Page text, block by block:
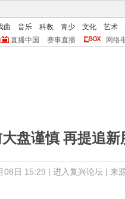
曲 音乐 科教 青少 文化
艺术
直播中国 赛事直播 网络
盘谨慎 再提追新
08日 15:29 | 进入复兴论坛| 来